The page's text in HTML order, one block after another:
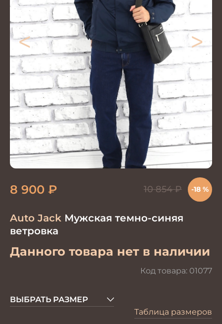
< >
Auto Jack Мужская темно-синяя
ветровка
Данного товара нет в наличии
Код товара: 01077
8 900 ₽ 10 854₽ -18 %
ВЫБРАТЬ РАЗМЕР
Таблица размеров